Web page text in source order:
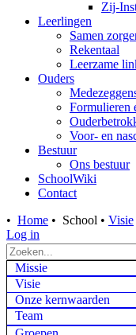
Zij-
Leerlingen
Samen
Rekentaal
Leerzame
Ouders
Formulieren
Voor- en
Bestuur
Ons bestuur
SchoolWiki
Contact
• Home • School • Visie
Log in
Missie
Visie
Onze kernwaarden
Team